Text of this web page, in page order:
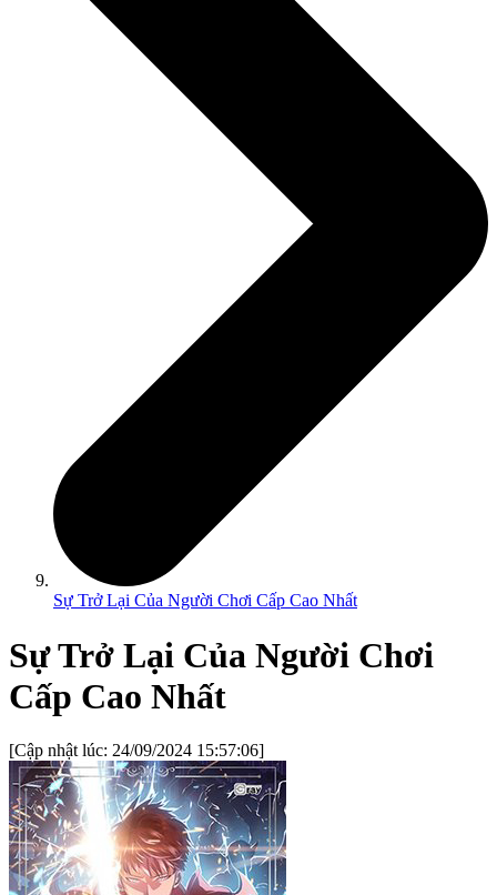
Sự Trở Lại Của Người Chơi Cấp Cao Nhất
Sự Trở Lại Của Người Chơi
Cấp Cao Nhất
[Cập nhật lúc: 24/09/2024 15:57:06]